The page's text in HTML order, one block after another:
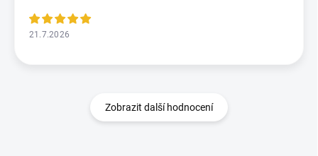
21.7.2026
Zobrazit další hodnocení